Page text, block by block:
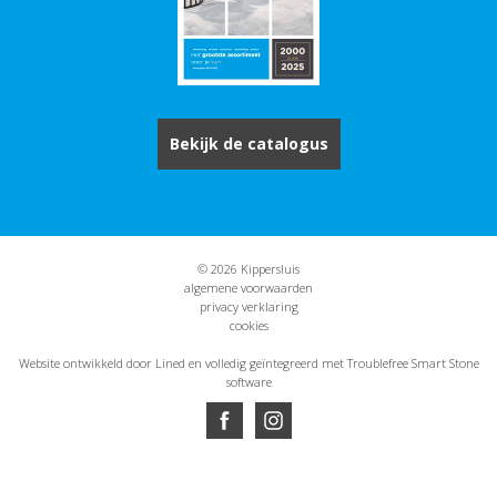
Bekijk de catalogus
© 2026 Kippersluis
algemene voorwaarden
privacy verklaring
cookies
Website ontwikkeld door Lined en volledig geïntegreerd met Troublefree Smart Stone
software